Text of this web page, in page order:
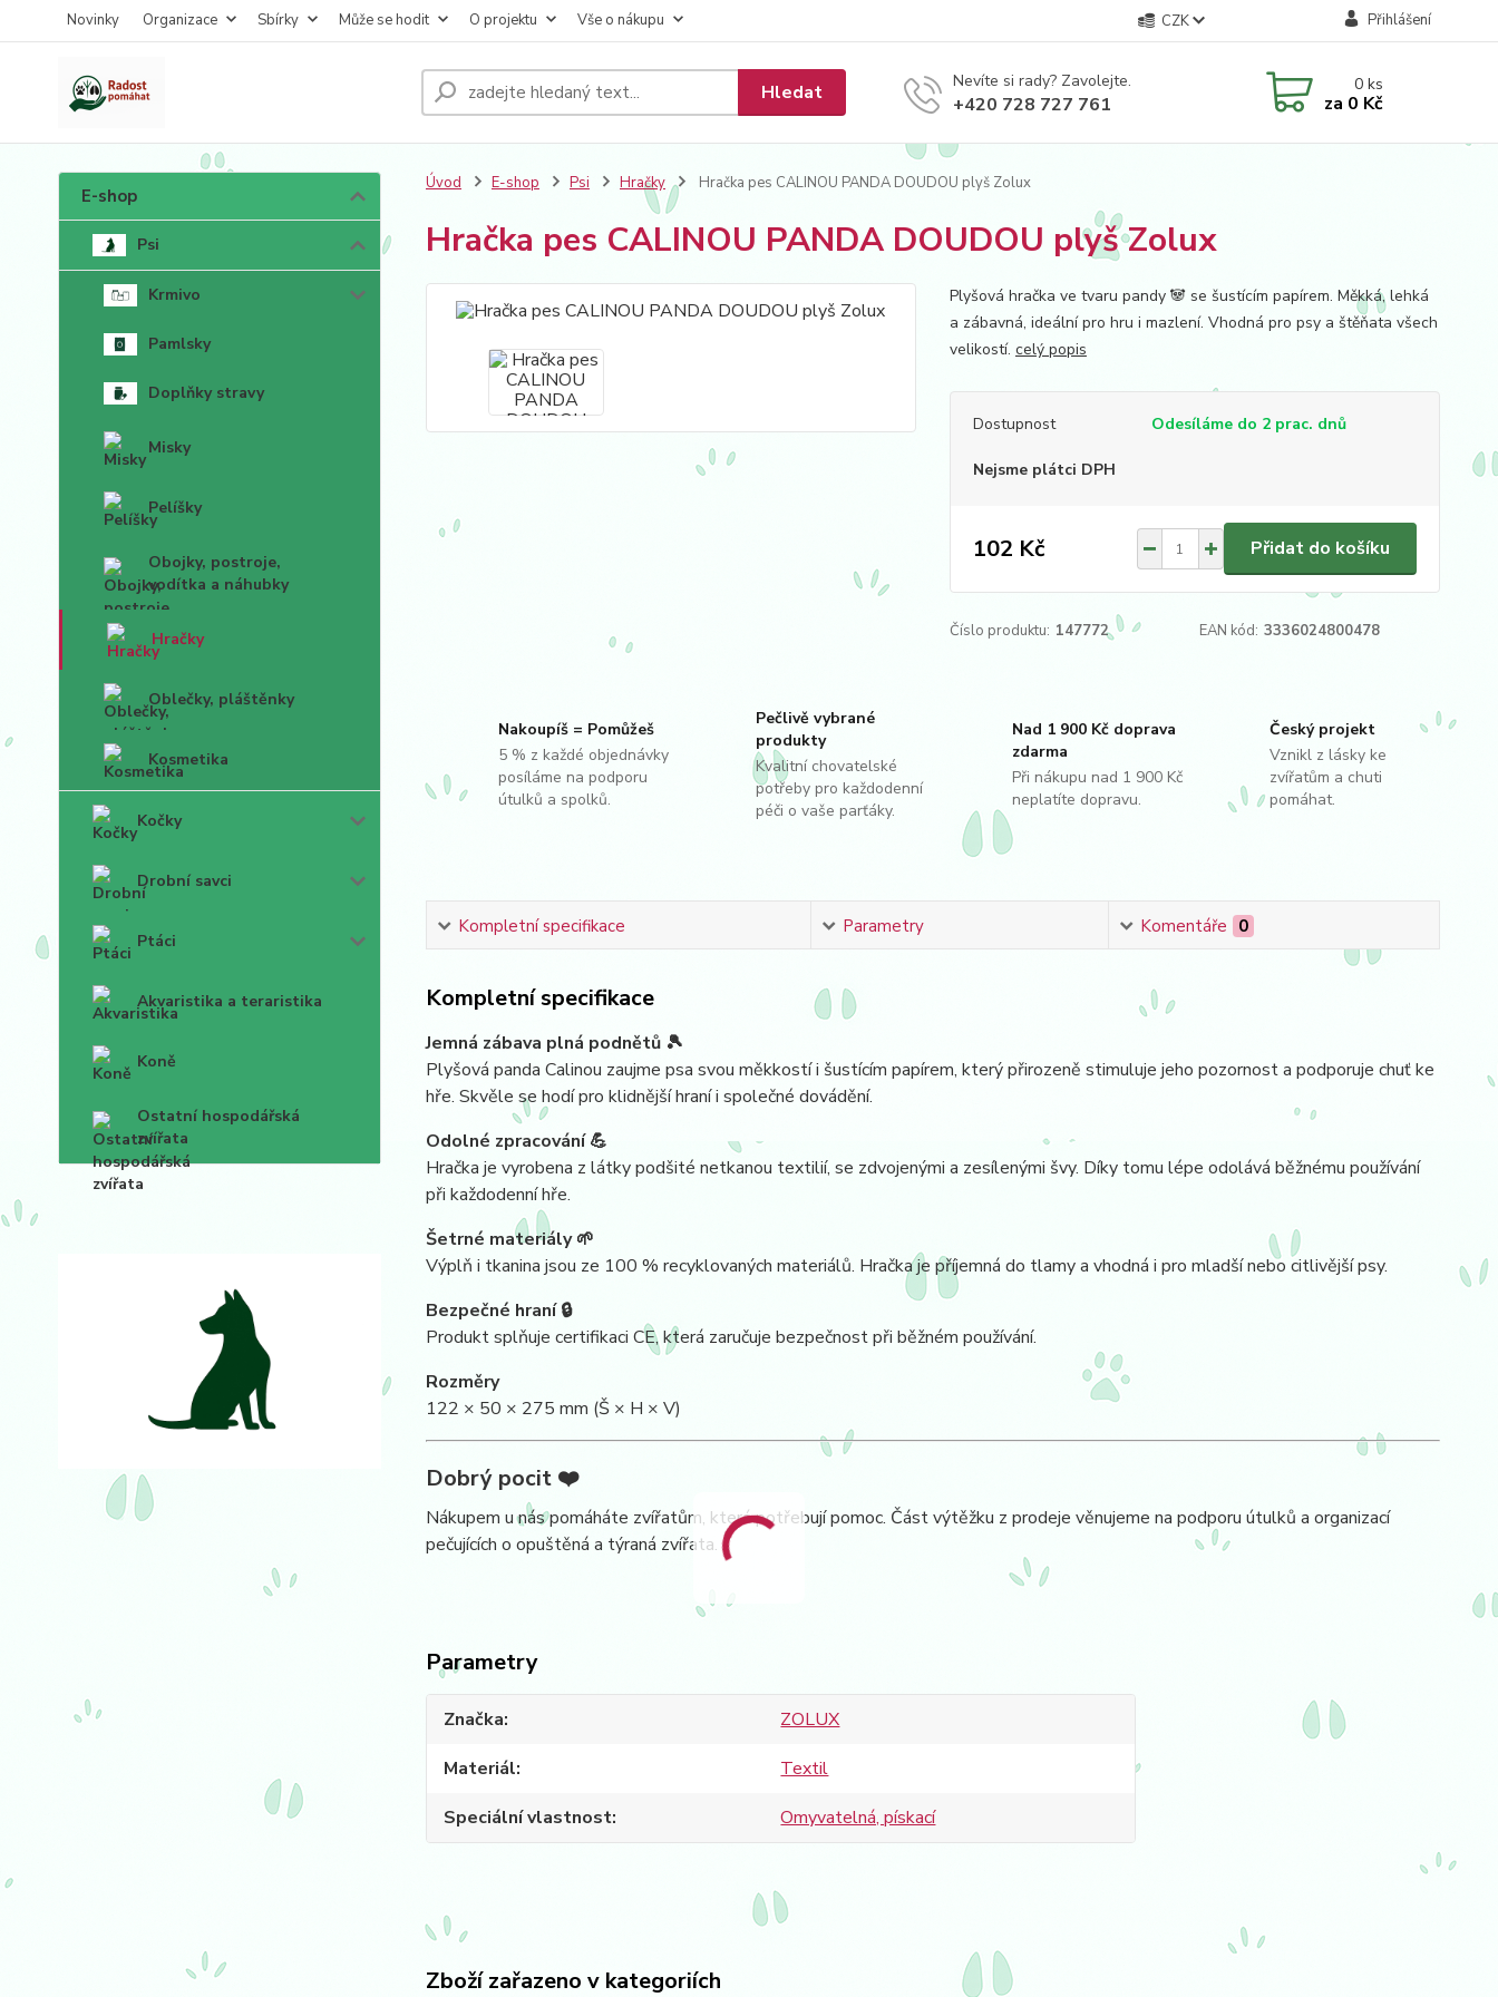
Novinky Organizace Sbírky Může se hodit O projektu Vše o nákupu CZK Přihlášení
Hledat Nevíte si rady? Zavolejte.
+420 728 727 761
0ks
za 0 Kč
E-shop
Psi
Krmivo
Pamlsky
Doplňky stravy
Misky
Pelíšky
Obojky, postroje,
vodítka a náhubky
Hračky
Oblečky, pláštěnky
Kosmetika
Kočky
Drobní savci
Ptáci
Akvaristika a teraristika
Koně
Ostatní hospodářská
zvířata
Úvod E-shop Psi Hračky Hračka pes CALINOU PANDA DOUDOU plyš Zolux
Hračka pes CALINOU PANDA DOUDOU plyš Zolux
Plyšová hračka ve tvaru pandy 🐼 se šustícím papírem. Měkká, lehká
a zábavná, ideální pro hru i mazlení. Vhodná pro psy a štěňata všech
velikostí. celý popis
Dostupnost Odesíláme do 2 prac. dnů
Nejsme plátci DPH
102 Kč Přidat do košíku
Číslo produktu: 147772 EAN kód: 3336024800478
Nakoupíš = Pomůžeš
5 % z každé objednávky
posíláme na podporu
útulků a spolků.
Pečlivě vybrané
produkty
Kvalitní chovatelské
potřeby pro každodenní
péči o vaše parťáky.
Nad 1 900 Kč doprava
zdarma
Při nákupu nad 1 900 Kč
neplatíte dopravu.
Český projekt
Vznikl z lásky ke
zvířatům a chuti
pomáhat.
Kompletní specifikace Parametry Komentáře 0
Kompletní specifikace
Jemná zábava plná podnětů 🎾
Plyšová panda Calinou zaujme psa svou měkkostí i šustícím papírem, který přirozeně stimuluje jeho pozornost a podporuje chuť ke
hře. Skvěle se hodí pro klidnější hraní i společné dovádění.
Odolné zpracování 💪
Hračka je vyrobena z látky podšité netkanou textilií, se zdvojenými a zesílenými švy. Díky tomu lépe odolává běžnému používání
při každodenní hře.
Šetrné materiály 🌱
Výplň i tkanina jsou ze 100 % recyklovaných materiálů. Hračka je příjemná do tlamy a vhodná i pro mladší nebo citlivější psy.
Bezpečné hraní 🔒
Produkt splňuje certifikaci CE, která zaručuje bezpečnost při běžném používání.
Rozměry
122 × 50 × 275 mm (Š × H × V)
Dobrý pocit ❤️
Nákupem u nás pomáháte zvířatům, která potřebují pomoc. Část výtěžku z prodeje věnujeme na podporu útulků a organizací
pečujících o opuštěná a týraná zvířata.
Parametry
Značka
ZOLUX
Materiál
Textil
Speciální vlastnost
Omyvatelná, pískací
Zboží zařazeno v kategoriích